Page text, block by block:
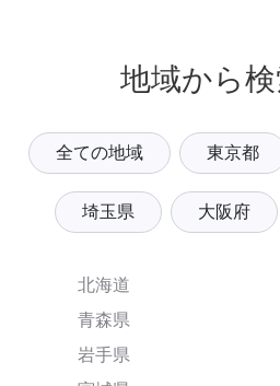
地域から
全ての地域 東京都
埼玉県 大阪府
北海道
青森県
岩手県